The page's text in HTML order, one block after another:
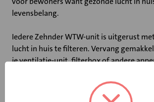
levensbelang.
Iedere Zehnder WTW-unit is uitgerust
lucht in huis te filteren. Vervang
je ventilatie-unit, filterbox of andere
van zuivere binnenlucht. Dat is ook goed
levensduur van het ventilatiesysteem. Het